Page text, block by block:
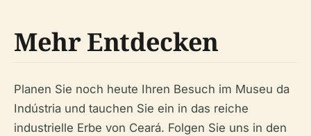
Mehr Entdecken
Planen Sie noch heute Ihren Besuch im Museu da
Indústria und tauchen Sie ein in das reiche
industrielle Erbe von Ceará. Folgen Sie uns in den